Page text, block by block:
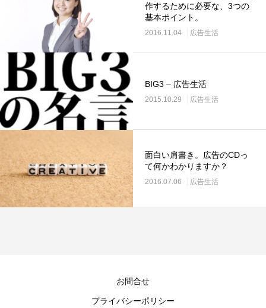
作するために必要な、3つの
基本ポイント。
2016.11.04 広告生活
BIG3 – 広告生活
2015.10.29 広告生活
面白い肩書き。広告のCDっ
て何かわかりますか？
2016.07.06 広告生活
お問合せ
プライバシーポリシー